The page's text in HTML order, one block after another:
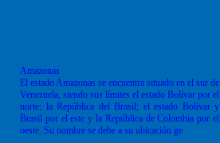
Amazonas
El estado Amazonas se encuentra situado en el sur de
Venezuela, siendo sus límites el estado Bolívar por el
norte; la República del Brasil; el estado Bolívar y
Brasil por el este y la República de Colombia por el
oeste. Su nombre se debe a su ubicación ge